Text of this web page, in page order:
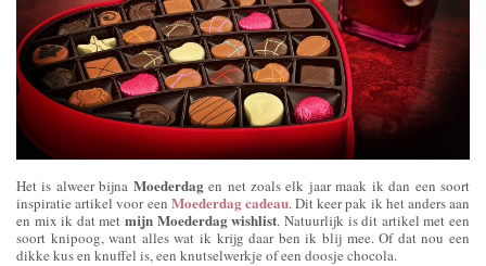
Het is alweer bijna Moederdagen net zoals elk jaar maak ik dan een soort
inspiratie artikel voor een Moederdag cadeau. Dit keer pak ik het anders aan
en mix ik dat metmijn Moederdag wishlist. Natuurlijk is dit artikel met een
soort knipoog, want alles wat ik krijg daar ben ik blij mee. Of dat nou een
dikke kus en knuffel is, een knutselwerkje of een doosje chocola.